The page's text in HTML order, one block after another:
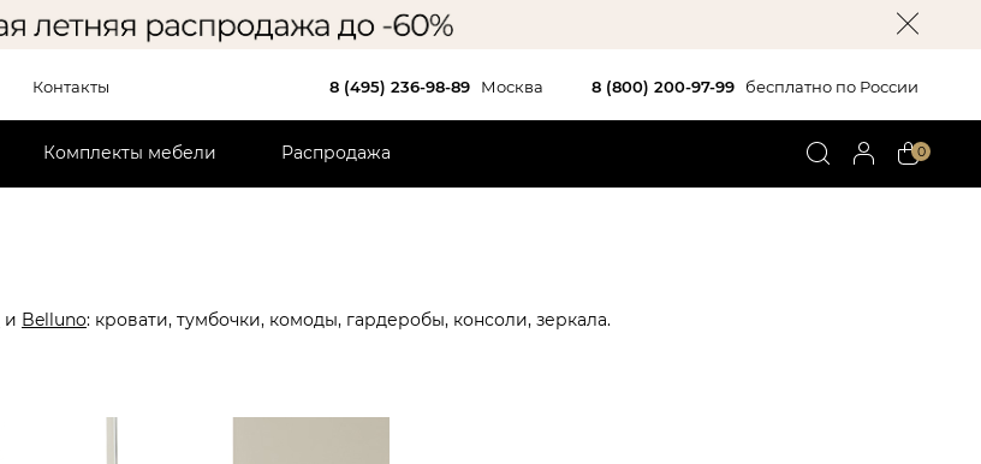
Контакты 8 (495) 236-98-89 Москва 8 (800) 200-97-99 бесплатно по России
Комплекты мебели Распродажа 0
и Belluno: кровати, тумбочки, комоды, гардеробы, консоли, зеркала.